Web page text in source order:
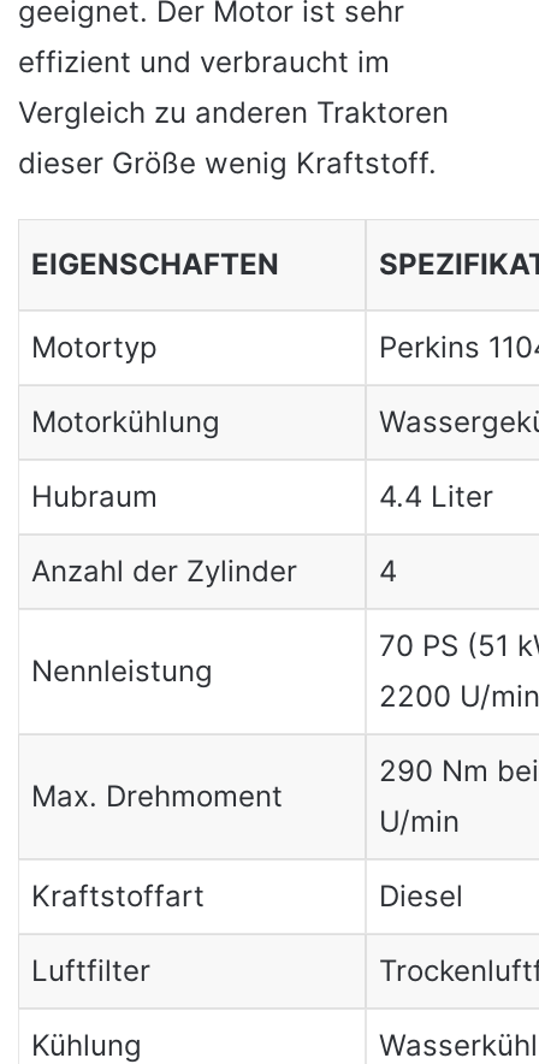
geeignet. Der Motor ist sehr
effizient und verbraucht im
Vergleich zu anderen Traktoren
dieser Größe wenig Kraftstoff.
EIGENSCHAFTEN
Motortyp Perkins
Motorkühlung
Hubraum 4.4 Liter
Anzahl der Zylinder 4
Nennleistung
70 PS (51
2200 U/min
Max. Drehmoment
290 Nm
U/min
Kraftstoffart Diesel
Luftfilter
Kühlung